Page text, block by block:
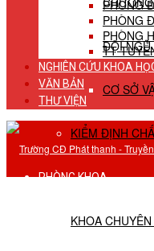
ĐỘI NGŨ
CƠ SỞ
KIỂM ĐỊNH
PHÒNG KHOA
KHOA
PHÒNG
PHÒNG
PHÒNG
TT
NGHIÊN CỨU KHOA
VĂN BẢN
THƯ VIỆN